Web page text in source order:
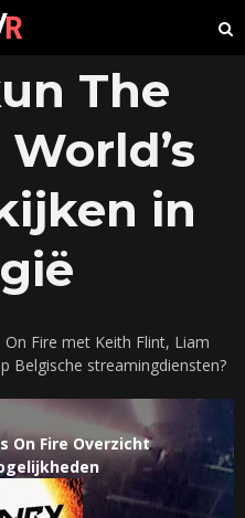
The
in
On Fire met Keith Flint, Liam
Belgische streamingdiensten?
On Fire Overzicht